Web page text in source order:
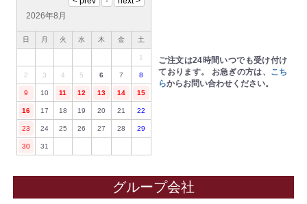
2026年8月
日 月 火 水 木 金 土
1
2 3 4 5 6 7 8
9 10 11 12 13 14 15
16 17 18 19 20 21 22
23 24 25 26 27 28 29
30 31
ご注文は24時間いつでも受け付け
ております。 お急ぎの方は、 こち
らからお問い合わせください。
グループ会社